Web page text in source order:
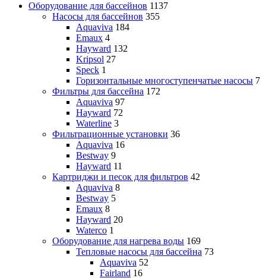
Оборудование для бассейнов 1137
Насосы для бассейнов 355
Aquaviva 184
Emaux 4
Hayward 132
Kripsol 27
Speck 1
Горизонтальные многоступенчатые насосы 7
Фильтры для бассейна 172
Aquaviva 97
Hayward 72
Waterline 3
Фильтрационные установки 36
Aquaviva 16
Bestway 9
Hayward 11
Картриджи и песок для фильтров 42
Aquaviva 8
Bestway 5
Emaux 8
Hayward 20
Waterco 1
Оборудование для нагрева воды 169
Тепловые насосы для бассейна 73
Aquaviva 52
Fairland 16